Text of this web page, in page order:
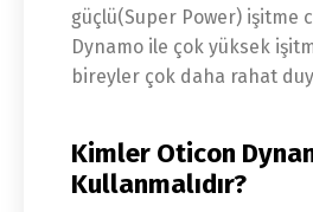
güçlü(Super Power) işitme
Dynamo ile çok yüksek
bireyler çok daha rahat
Kimler Oticon
Kullanmalıdır?